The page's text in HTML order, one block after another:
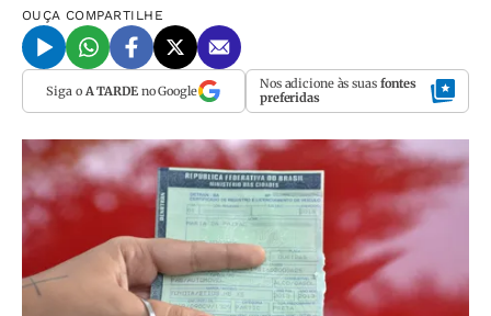
OUÇA COMPARTILHE
Siga o A TARDEno Google Nos adicione às suas fontes
preferidas